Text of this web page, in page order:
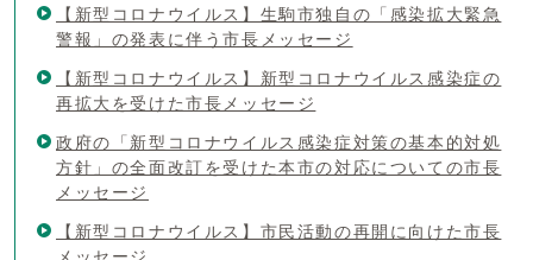
【新型コロナウイルス】生駒市独自の「感染拡大緊急
警報」の発表に伴う市長メッセージ
【新型コロナウイルス】新型コロナウイルス感染症の
再拡大を受けた市長メッセージ
政府の「新型コロナウイルス感染症対策の基本的対処
方針」の全面改訂を受けた本市の対応についての市長
メッセージ
【新型コロナウイルス】市民活動の再開に向けた市長